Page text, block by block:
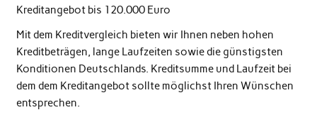
Kreditangebot bis 120.000 Euro
Mit dem Kreditvergleich bieten wir Ihnen neben hohen
Kreditbeträgen, lange Laufzeiten sowie die günstigsten
Konditionen Deutschlands. Kreditsumme und Laufzeit bei
dem dem Kreditangebot sollte möglichst Ihren Wünschen
entsprechen.